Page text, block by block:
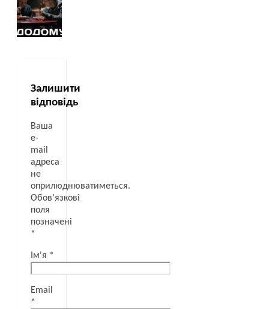
Залишити
відповідь
Ваша
e-
mail
адреса
не
оприлюднюватиметься.
Обов’язкові
поля
позначені
*
Ім'я *
Email
*